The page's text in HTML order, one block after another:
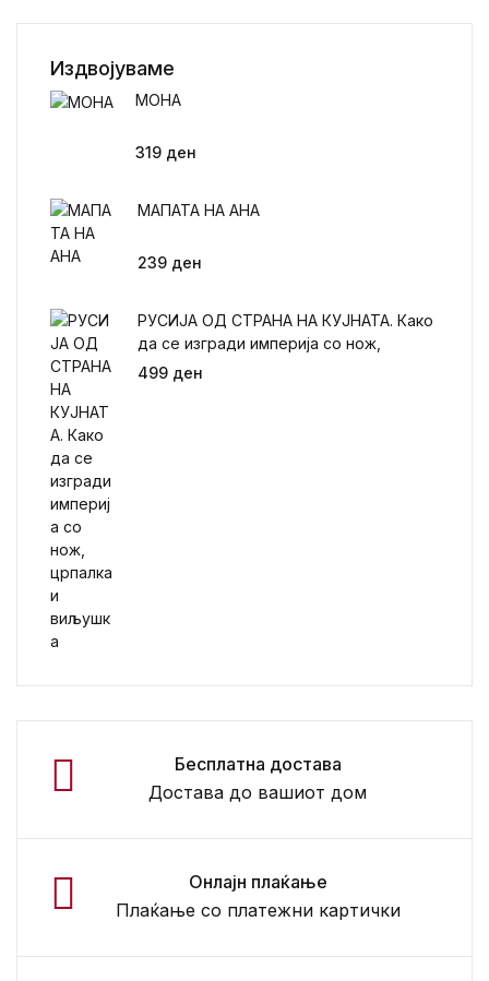
Издвојуваме
МОНА
319 ден
МАПАТА НА АНА
239 ден
РУСИЈА ОД СТРАНА НА КУЈНАТА. Како
да се изгради империја со нож,
црпалка и виљушка
499 ден
Бесплатна достава
Достава до вашиот дом
Онлајн плаќање
Плаќање со платежни картички